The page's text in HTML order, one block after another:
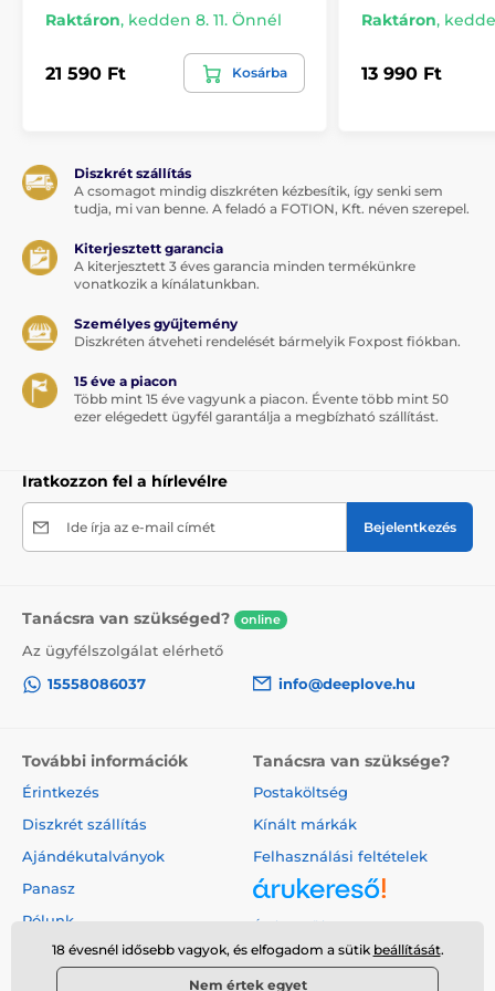
Raktáron, kedden 8. 11. Önnél
21 590 Ft Kosárba
Raktáron,
13 990 Ft
Diszkrét szállítás
A csomagot mindig diszkréten kézbesítik, így senki sem
tudja, mi van benne. A feladó a FOTION, Kft. néven szerepel.
Kiterjesztett garancia
A kiterjesztett 3 éves garancia minden termékünkre
vonatkozik a kínálatunkban.
Személyes gyűjtemény
Diszkréten átveheti rendelését bármelyik Foxpost fiókban.
15 éve a piacon
Több mint 15 éve vagyunk a piacon. Évente több mint 50
ezer elégedett ügyfél garantálja a megbízható szállítást.
Iratkozzon fel a hírlevélre
Ide írja az e-mail címét Bejelentkezés
Tanácsra van szükséged? online
Az ügyfélszolgálat elérhető
15558086037
info@deeplove.hu
További információk
Érintkezés
Diszkrét szállítás
Ajándékutalványok
Panasz
Rólunk
Tanácsra van szüksége?
Postaköltség
Kínált márkák
Felhasználási feltételek
Árukereső.hu
18 évesnél idősebb vagyok, és elfogadom a sütik beállítását.
Nem értek egyet